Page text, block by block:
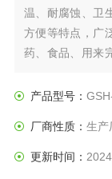
温、耐腐蚀、卫
方便等特点，广
药、食品、用来
冷却、和液体萃
设备。
产品型号：
厂商性质： 生产
更新时间：